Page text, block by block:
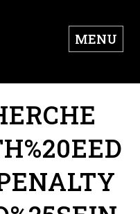
MENU